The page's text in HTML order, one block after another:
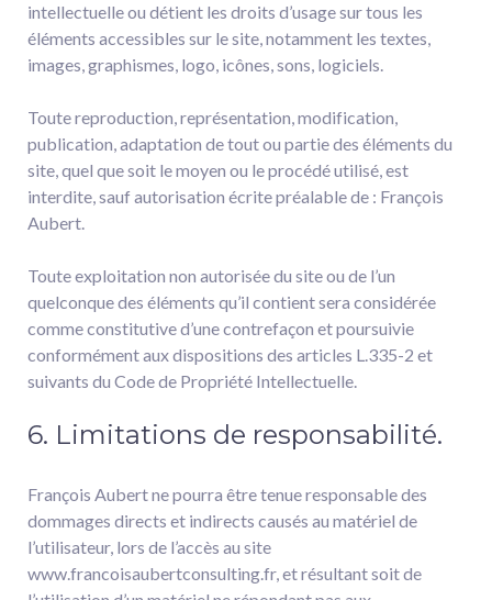
intellectuelle ou détient les droits d’usage sur tous les
éléments accessibles sur le site, notamment les textes,
images, graphismes, logo, icônes, sons, logiciels.
Toute reproduction, représentation, modification,
publication, adaptation de tout ou partie des éléments du
site, quel que soit le moyen ou le procédé utilisé, est
interdite, sauf autorisation écrite préalable de : François
Aubert.
Toute exploitation non autorisée du site ou de l’un
quelconque des éléments qu’il contient sera considérée
comme constitutive d’une contrefaçon et poursuivie
conformément aux dispositions des articles L.335-2 et
suivants du Code de Propriété Intellectuelle.
6. Limitations de responsabilité.
François Aubert ne pourra être tenue responsable des
dommages directs et indirects causés au matériel de
l’utilisateur, lors de l’accès au site
www.francoisaubertconsulting.fr, et résultant soit de